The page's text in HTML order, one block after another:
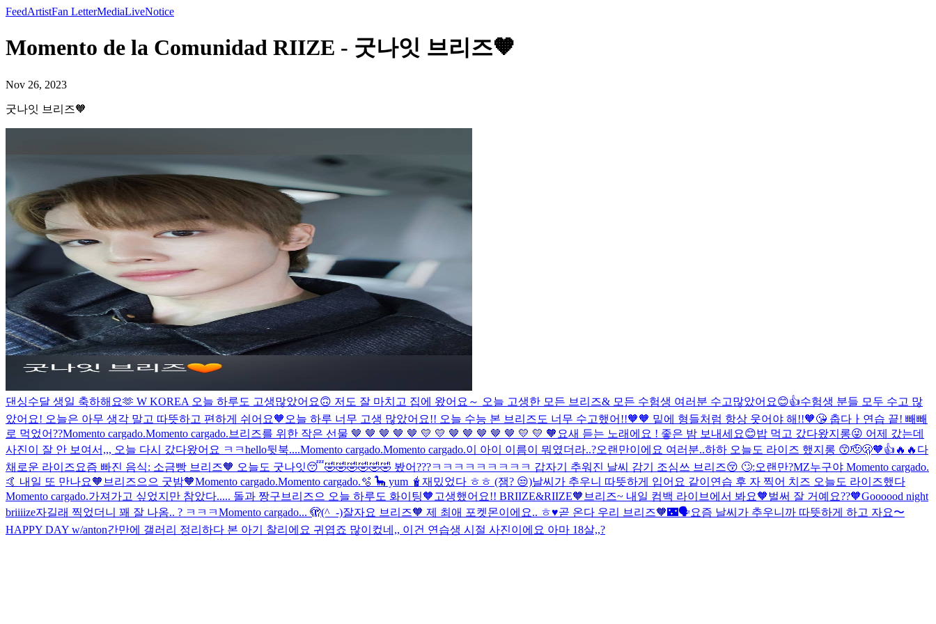
FeedArtistFan LetterMediaLiveNotice
Momento de la Comunidad RIIZE - 굿나잇 브리즈🧡
Nov 26, 2023
굿나잇 브리즈🧡
댄싱수달 생일 축하해요🫶 W KOREA 오늘 하루도 고생많았어요🙃 저도 잘 마치고 집에 왔어요～ 오늘 고생한 모든 브리즈& 모든 수험생 여러분 수고많았어요😊👍수험생 분들 모두 수고 많
았어요! 오늘은 아무 생각 말고 따뜻하고 편하게 쉬어요🧡 오늘 하루 너무 고생 많았어요!! 오늘 수능 본 브리즈도 너무 수고했어!!🧡🧡 밑에 형들처럼 항상 웃어야 해!!🧡😘 춥다ㅏ 연습 끝! 빼빼
로 먹었어??Momento cargado.Momento cargado. 브리즈를 위한 작은 선물 🤎 🤎 🤎 🤎 🤎 💛 💛 🤎 🤎 🤎 🤎 🤎 💛 💛 🧡 요새 듣는 노래에요 ! 좋은 밤 보내세요😊밥 먹고 갔다왔지롱😜 어제 갔는데
사진이 잘 안 보여서,,, 오늘 다시 갔다왔어요 ㅋㅋhello뒷북....Momento cargado.Momento cargado.이 아이 이름이 뭐였더라..?오랜만이에요 여러분..하하 오늘도 라이즈 했지롱 😙🫡🫢🧡👍🔥🔥 다
채로운 라이즈요즘 빠진 음식: 소금빵 브리즈🧡 오늘도 굿나잇😴🤣🤣🤣🤣🤣🤣 봤어???ㅋㅋㅋㅋㅋㅋㅋㅋㅋ 갑자기 추워진 날씨 감기 조심쓰 브리즈😚 🙄:오랜만?MZ누구야 Momento cargado.
🤙 내일 또 만나요🧡 브리즈으으 굿밤🧡Momento cargado.Momento cargado.🫧 🦕 yum 🧋 재밌었다 ㅎㅎ (잼? 😒)날씨가 추우니 따뜻하게 입어요 같이 연습 후 자 찍어 치즈 오늘도 라이즈했다
Momento cargado.가져가고 싶었지만 참았다..... 돌과 짱구 브리즈으 오늘 하루도 화이팅🧡 고생했어요!! BRIIZE&RIIZE🧡 브리즈~ 내일 컴백 라이브에서 봐요🧡벌써 잘 거예요??🧡Goooood night
briiiize자길래 찍었더니 꽤 잘 나옴.. ? ㅋㅋㅋMomento cargado... 🫣(^_-)잘자요 브리즈🧡 제 최애 포켓몬이에요.. ㅎ♥곧 온다 우리 브리즈🧡🌃🗣️요즘 날씨가 추우니까 따뜻하게 하고 자요〜
HAPPY DAY w/anton간만에 갤러리 정리하다 본 아기 찰리에요 귀엽죠 많이컸네,, 이건 연습생 시절 사진이에요 아마 18살,,?